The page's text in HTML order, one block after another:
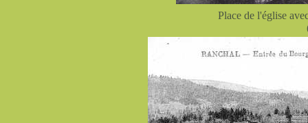
Place de l'église